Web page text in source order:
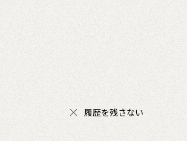
履歴を残さない